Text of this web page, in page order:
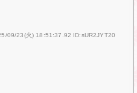
09/23(火) 18:51:37.92 ID:sUR2JYT20